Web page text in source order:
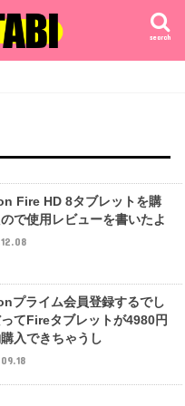
search
Fire HD 8タブレットを購
で使用レビューを書いたよ
プライム会員登録するでし
ってFireタブレットが4980円
入できちゃうし